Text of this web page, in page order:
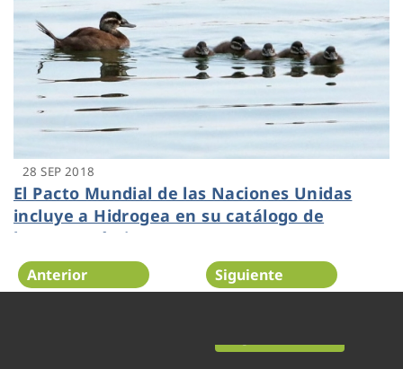
28 SEP 2018
El Pacto Mundial de las Naciones Unidas
incluye a Hidrogea en su catálogo de
buenas prácticas
Anterior Siguiente